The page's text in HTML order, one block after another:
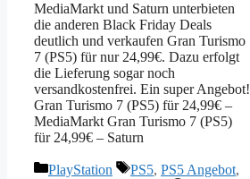
MediaMarkt und Saturn unterbieten
die anderen Black Friday Deals
deutlich und verkaufen Gran Turismo
7 (PS5) für nur 24,99€. Dazu erfolgt
die Lieferung sogar noch
versandkostenfrei. Ein super Angebot!
Gran Turismo 7 (PS5) für 24,99€ –
MediaMarkt Gran Turismo 7 (PS5)
für 24,99€ – Saturn
Kategorien
PlayStation Schlagwörter
PS5, PS5 Angebot,